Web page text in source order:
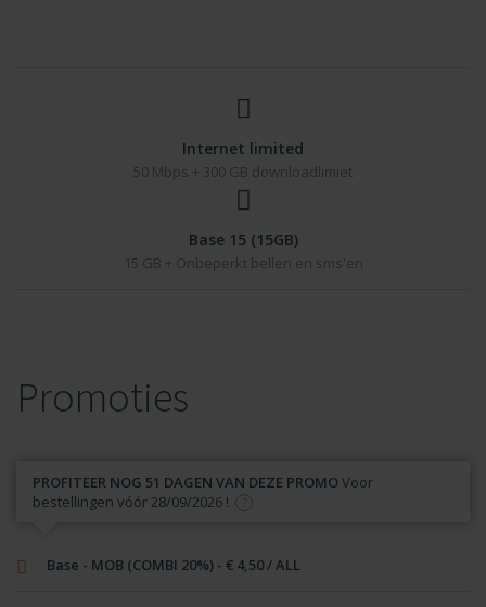
Internet limited
50 Mbps + 300 GB downloadlimiet
Base 15 (15GB)
15 GB + Onbeperkt bellen en sms'en
Promoties
PROFITEER NOG 51 DAGEN VAN DEZE PROMOVoor
bestellingen vóór 28/09/2026 !
Base - MOB (COMBI 20%) - € 4,50 / ALL